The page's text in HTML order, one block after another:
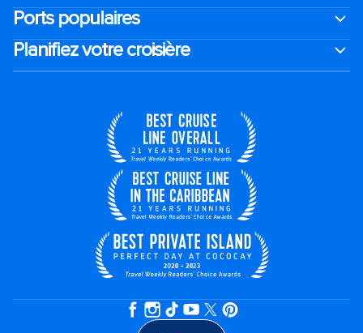
Ports populaires
Planifiez votre croisière